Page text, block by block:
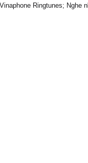
Ringtunes; Nghe